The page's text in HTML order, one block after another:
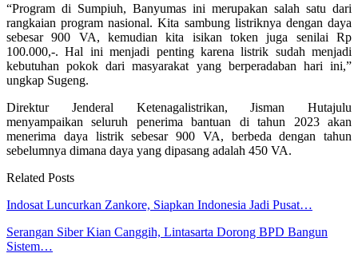
“Program di Sumpiuh, Banyumas ini merupakan salah satu dari
rangkaian program nasional. Kita sambung listriknya dengan daya
sebesar 900 VA, kemudian kita isikan token juga senilai Rp
100.000,-. Hal ini menjadi penting karena listrik sudah menjadi
kebutuhan pokok dari masyarakat yang berperadaban hari ini,”
ungkap Sugeng.
Direktur Jenderal Ketenagalistrikan, Jisman Hutajulu
menyampaikan seluruh penerima bantuan di tahun 2023 akan
menerima daya listrik sebesar 900 VA, berbeda dengan tahun
sebelumnya dimana daya yang dipasang adalah 450 VA.
Related Posts
Indosat Luncurkan Zankore, Siapkan Indonesia Jadi Pusat…
Serangan Siber Kian Canggih, Lintasarta Dorong BPD Bangun
Sistem…